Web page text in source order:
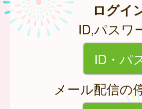
ログイ
ID,パスワ
ID・パ
メール配信の